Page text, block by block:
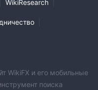
WikiResearch
WikiFX и его мобильные
поиска